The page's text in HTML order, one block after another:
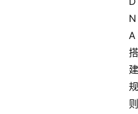
N
A
搭
建
规
则